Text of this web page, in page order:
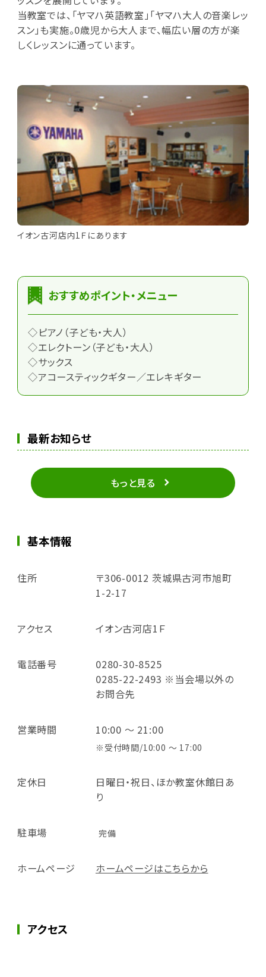
当教室では、「ヤマハ英語教室」「ヤマハ大人の音楽レッ
スン」も実施。0歳児から大人まで、幅広い層の方が楽
しくレッスンに通っています。
イオン古河店内1Ｆにあります
おすすめポイント・メニュー
◇ピアノ（子ども・大人）
◇エレクトーン（子ども・大人）
◇サックス
◇アコースティックギター／エレキギター
最新お知らせ
もっと見る
基本情報
住所
〒306-0012 茨城県古河市旭町
1-2-17
アクセス イオン古河店1Ｆ
電話番号
0280-30-8525
0285-22-2493 ※当会場以外の
お問合先
営業時間 10:00 ～ 21:00
※受付時間/10:00 ～ 17:00
定休日
日曜日・祝日、ほか教室休館日あ
り
駐車場 完備
ホームページ ホームページはこちらから
アクセス